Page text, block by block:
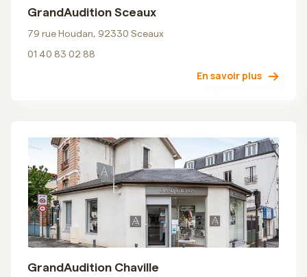
GrandAudition Sceaux
79 rue Houdan, 92330 Sceaux
01 40 83 02 88
En savoir plus
GrandAudition Chaville